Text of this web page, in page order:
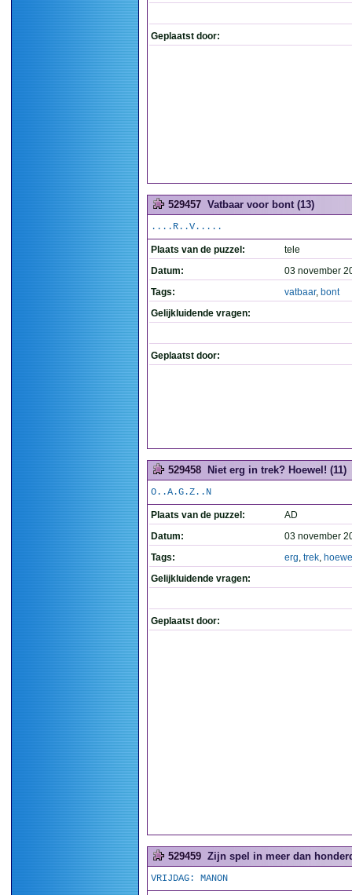
Geplaatst door:
529457 Vatbaar voor bont (13)
....R..V.....
Plaats van de puzzel:
tele
Datum:
03 november
Tags:
vatbaar, bont
Gelijkluidende vragen:
Geplaatst door:
529458 Niet erg in trek? Hoewel! (11)
O..A.G.Z..N
Plaats van de puzzel:
AD
Datum:
03 november
Tags:
erg, trek,
Gelijkluidende vragen:
Geplaatst door:
529459 Zijn spel in meer dan
VRIJDAG: MANON